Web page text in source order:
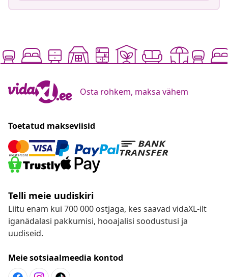
Osta rohkem, maksa vähem
Toetatud makseviisid
Telli meie uudiskiri
Liitu enam kui 700 000 ostjaga, kes saavad vidaXL-ilt
iganädalasi pakkumisi, hooajalisi soodustusi ja
uudiseid.
Meie sotsiaalmeedia kontod